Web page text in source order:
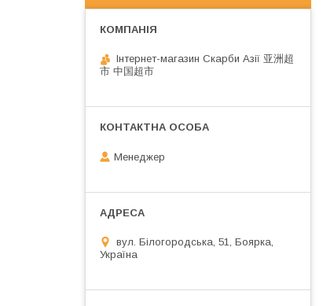
Інтернет-магазин Скарби Азії 亚洲超
市 中国超市
Менеджер
вул. Білогородська, 51, Боярка,
Україна